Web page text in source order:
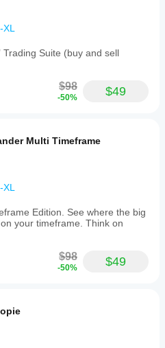
Trading Suite (buy and sell
$98
-50% $49
Multi Timeframe
Edition. See where the big
your timeframe. Think on
$98
-50% $49